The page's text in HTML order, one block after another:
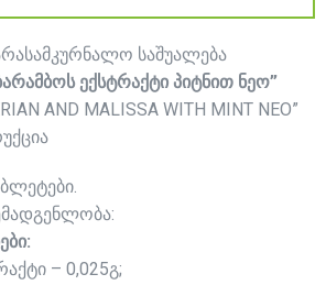
საშუალება
ექსტრაქტი პიტნით ნეო”
AND MALISSA WITH MINT NEO”
– 0,025გ;